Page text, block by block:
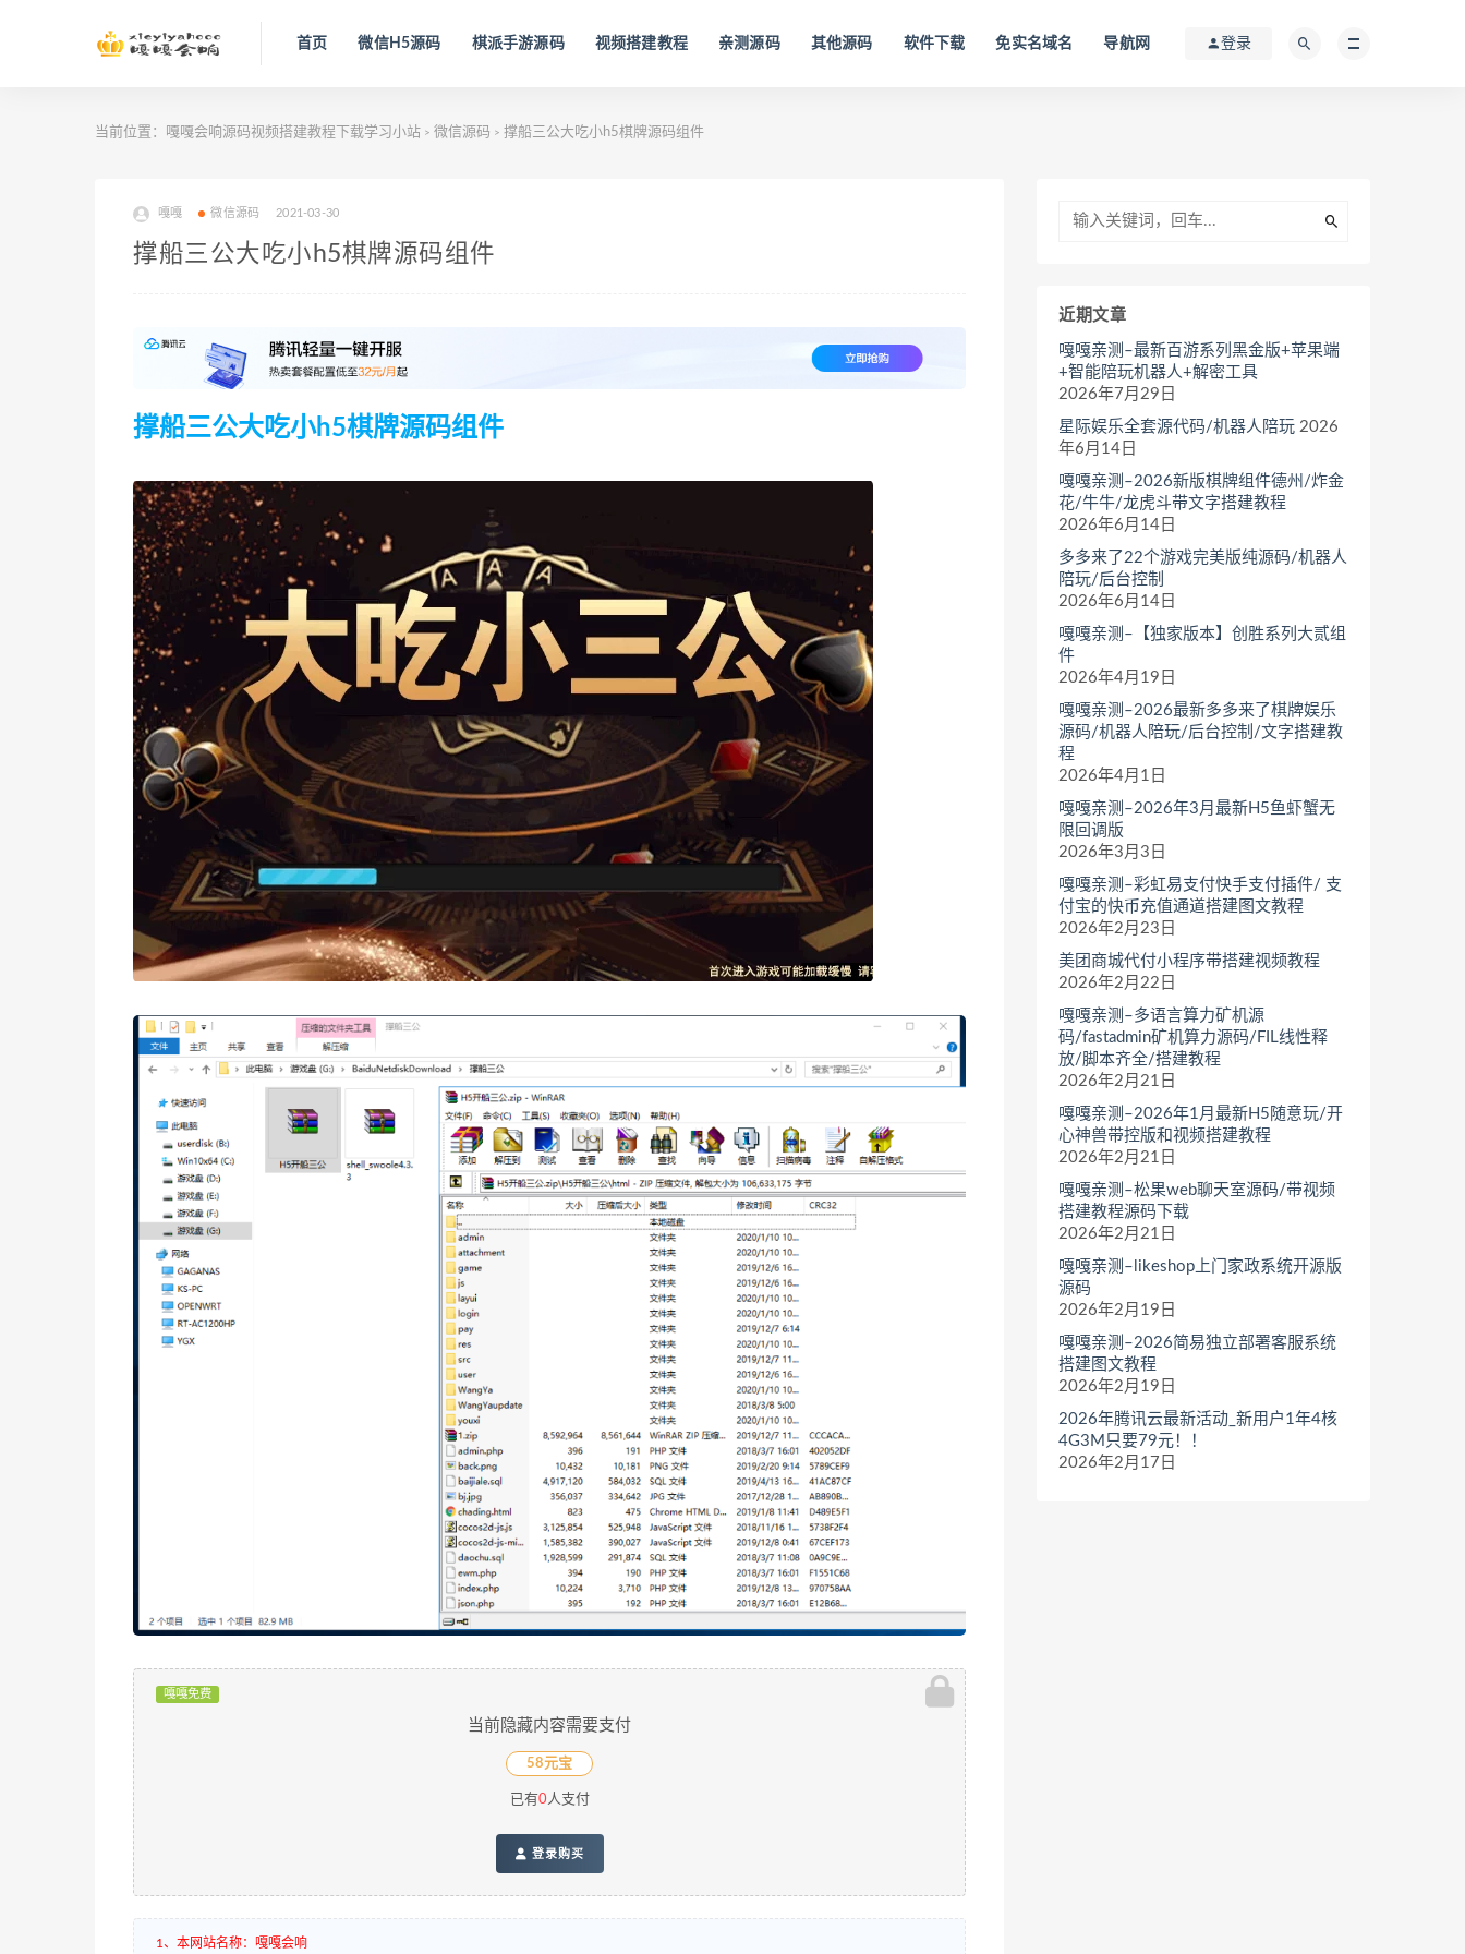
首页 微信H5源码 棋派手游源码 视频搭建教程 亲测源码 其他源码 软件下载 免实名域名 导航网 登录
当前位置： 嘎嘎会响源码视频搭建教程下载学习小站 > 微信源码 > 撑船三公大吃小h5棋牌源码组件
嘎嘎 微信源码 2021-03-30
撑船三公大吃小h5棋牌源码组件
撑船三公大吃小h5棋牌源码组件
嘎嘎免费
当前隐藏内容需要支付
58元宝
已有0人支付
登录购买
1、本网站名称：嘎嘎会响
近期文章
嘎嘎亲测–最新百游系列黑金版+苹果端
+智能陪玩机器人+解密工具
2026年7月29日
星际娱乐全套源代码/机器人陪玩 2026
年6月14日
嘎嘎亲测–2026新版棋牌组件德州/炸金
花/牛牛/龙虎斗带文字搭建教程
2026年6月14日
多多来了22个游戏完美版纯源码/机器人
陪玩/后台控制
2026年6月14日
嘎嘎亲测–【独家版本】创胜系列大贰组
件
2026年4月19日
嘎嘎亲测–2026最新多多来了棋牌娱乐
源码/机器人陪玩/后台控制/文字搭建教
程
2026年4月1日
嘎嘎亲测–2026年3月最新H5鱼虾蟹无
限回调版
2026年3月3日
嘎嘎亲测–彩虹易支付快手支付插件/ 支
付宝的快币充值通道搭建图文教程
2026年2月23日
美团商城代付小程序带搭建视频教程
2026年2月22日
嘎嘎亲测–多语言算力矿机源
码/fastadmin矿机算力源码/FIL线性释
放/脚本齐全/搭建教程
2026年2月21日
嘎嘎亲测–2026年1月最新H5随意玩/开
心神兽带控版和视频搭建教程
2026年2月21日
嘎嘎亲测–松果web聊天室源码/带视频
搭建教程源码下载
2026年2月21日
嘎嘎亲测–likeshop上门家政系统开源版
源码
2026年2月19日
嘎嘎亲测–2026简易独立部署客服系统
搭建图文教程
2026年2月19日
2026年腾讯云最新活动_新用户1年4核
4G3M只要79元！！
2026年2月17日